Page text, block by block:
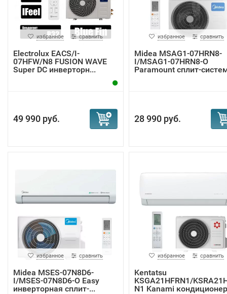
избранное сравнить
Electrolux EACS/I-
07HFW/N8 FUSION WAVE
Super DC инверторн...
49 990 руб.
избранное сравнить
Midea MSAG1-07HRN8-
I/MSAG1-07HRN8-O
Paramount сплит-
28 990 руб.
избранное сравнить
Midea MSES-07N8D6-
I/MSES-07N8D6-O Easy
инверторная сплит-...
избранное сравнить
Kentatsu
KSGA21HFRN1/
N1 Kanami кондиционер